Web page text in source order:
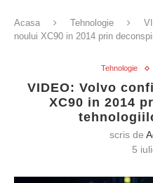
Acasa Tehnologie
noului XC90 in 2014 prin
Tehnologie
VIDEO: Volvo
XC90 in 2014
scris de
5